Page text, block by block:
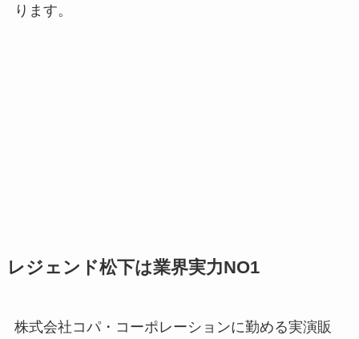
ります。
レジェンド松下は業界実力NO1
株式会社コパ・コーポレーションに勤める実演販